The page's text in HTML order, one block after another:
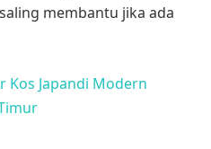
membantu jika ada
Kos Japandi Modern